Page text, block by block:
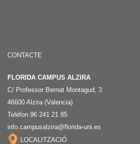
CONTACTE
FLORIDA CAMPUS ALZIRA
C/ Professor Bernat Montagud, 3
46600 Alzira (Valencia)
Telèfon 96 241 21 85
info.campusalzira@florida-uni.es
LOCALITZACIÓ